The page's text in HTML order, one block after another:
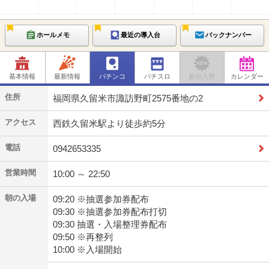
ホールメモ 最近の導入台 バックナンバー
基本情報 最新情報 パチンコ パチスロ 新台入替 カレンダー
住所 福岡県久留米市諏訪野町2575番地の2
アクセス 西鉄久留米駅より徒歩約5分
電話 0942653335
営業時間 10:00 ～ 22:50
朝の入場
09:20 ※抽選参加券配布
09:30 ※抽選参加券配布打切
09:30 抽選・入場整理券配布
09:50 ※再整列
10:00 ※入場開始